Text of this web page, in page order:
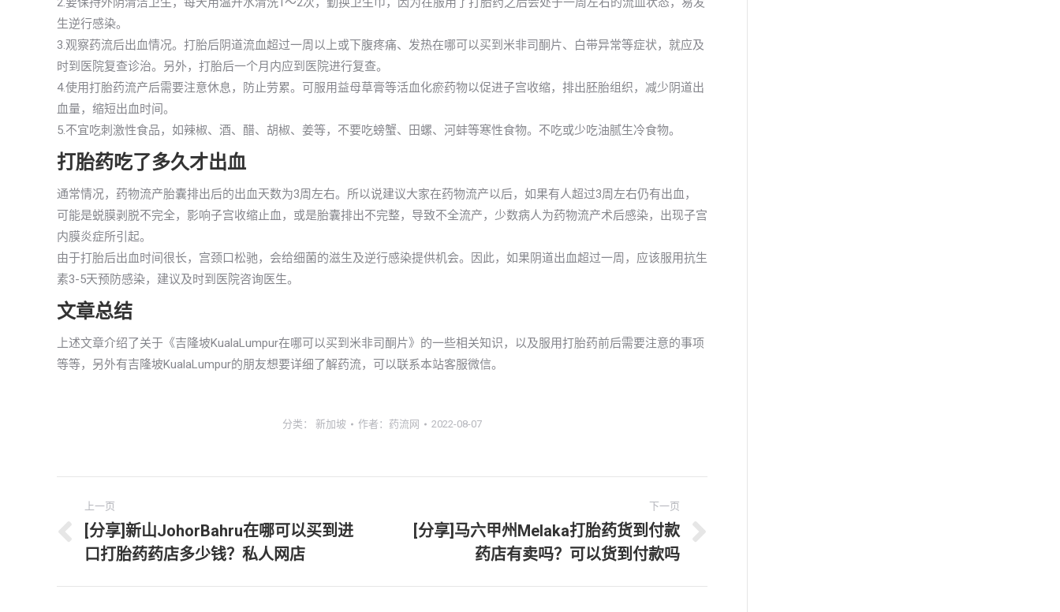
生逆行感染。
3.观察药流后出血情况。打胎后阴道流血超过一周以上或下腹疼痛、发热在哪可以买到米非司酮片、白带异常等症状，就应及
时到医院复查诊治。另外，打胎后一个月内应到医院进行复查。
4.使用打胎药流产后需要注意休息，防止劳累。可服用益母草膏等活血化瘀药物以促进子宫收缩，排出胚胎组织，减少阴道出
血量，缩短出血时间。
5.不宜吃刺激性食品，如辣椒、酒、醋、胡椒、姜等，不要吃螃蟹、田螺、河蚌等寒性食物。不吃或少吃油腻生冷食物。
打胎药吃了多久才出血
通常情况，药物流产胎囊排出后的出血天数为3周左右。所以说建议大家在药物流产以后，如果有人超过3周左右仍有出血，
可能是蜕膜剥脱不完全，影响子宫收缩止血，或是胎囊排出不完整，导致不全流产，少数病人为药物流产术后感染，出现子宫
内膜炎症所引起。
由于打胎后出血时间很长，宫颈口松驰，会给细菌的滋生及逆行感染提供机会。因此，如果阴道出血超过一周，应该服用抗生
素3-5天预防感染，建议及时到医院咨询医生。
文章总结
上述文章介绍了关于《吉隆坡KualaLumpur在哪可以买到米非司酮片》的一些相关知识，以及服用打胎药前后需要注意的事项
等等，另外有吉隆坡KualaLumpur的朋友想要详细了解药流，可以联系本站客服微信。
分类： 新加坡 作者： 药流网 2022-08-07
章
上一页
上
一
文
[分享]新山JohorBahru在哪可以买到进
口打胎药药店多少钱？私人网店
下一页
下
文
[分享]马六甲州Melaka打胎药货到付款
药店有卖吗？可以货到付款吗